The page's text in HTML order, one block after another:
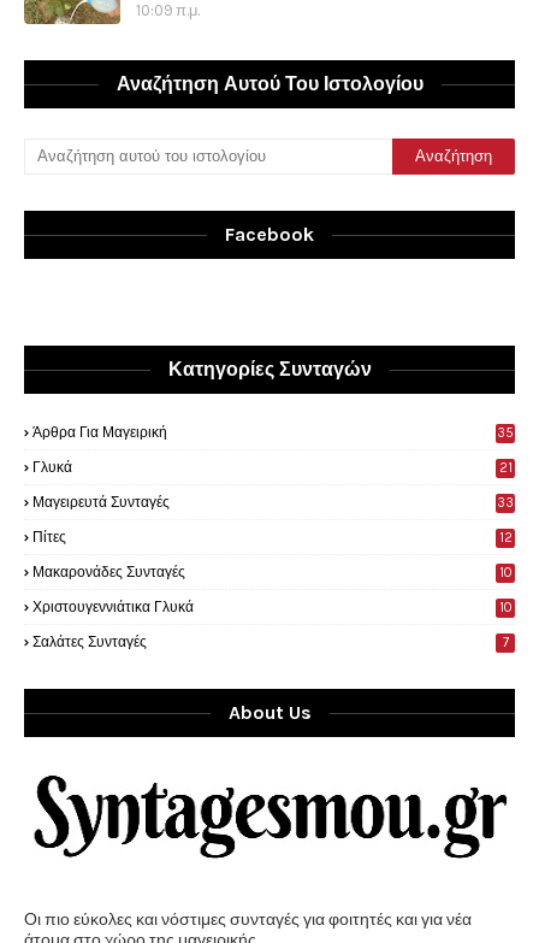
10:09 π.μ.
Αναζήτηση Αυτού Του Ιστολογίου
Facebook
Κατηγορίες Συνταγών
Άρθρα Για Μαγειρική
35
Γλυκά
21
Μαγειρευτά Συνταγές 33
Πίτες 12
Μακαρονάδες Συνταγές 10
Χριστουγεννιάτικα Γλυκά 10
Σαλάτες Συνταγές 7
About Us
Οι πιο εύκολες και νόστιμες συνταγές για φοιτητές και για νέα